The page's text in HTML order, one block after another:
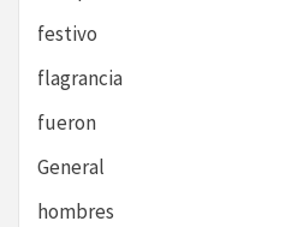
festivo
flagrancia
fueron
General
hombres